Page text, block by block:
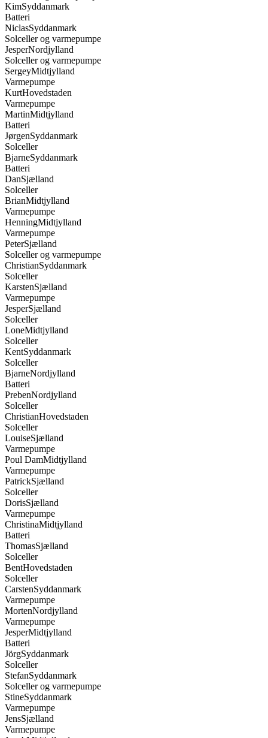
NiclasSyddanmark
Solceller og varmepumpe
JesperNordjylland
Solceller og varmepumpe
SergeyMidtjylland
Varmepumpe
KurtHovedstaden
Varmepumpe
MartinMidtjylland
Batteri
JørgenSyddanmark
Solceller
BjarneSyddanmark
Batteri
DanSjælland
Solceller
BrianMidtjylland
Varmepumpe
HenningMidtjylland
Varmepumpe
PeterSjælland
Solceller og varmepumpe
ChristianSyddanmark
Solceller
KarstenSjælland
Varmepumpe
JesperSjælland
Solceller
LoneMidtjylland
Solceller
KentSyddanmark
Solceller
BjarneNordjylland
Batteri
PrebenNordjylland
Solceller
ChristianHovedstaden
Solceller
LouiseSjælland
Varmepumpe
Poul DamMidtjylland
Varmepumpe
PatrickSjælland
Solceller
DorisSjælland
Varmepumpe
ChristinaMidtjylland
Batteri
ThomasSjælland
Solceller
BentHovedstaden
Solceller
CarstenSyddanmark
Varmepumpe
MortenNordjylland
Varmepumpe
JesperMidtjylland
Batteri
JörgSyddanmark
Solceller
StefanSyddanmark
Solceller og varmepumpe
StineSyddanmark
Varmepumpe
JensSjælland
Varmepumpe
JacobMidtjylland
Solceller